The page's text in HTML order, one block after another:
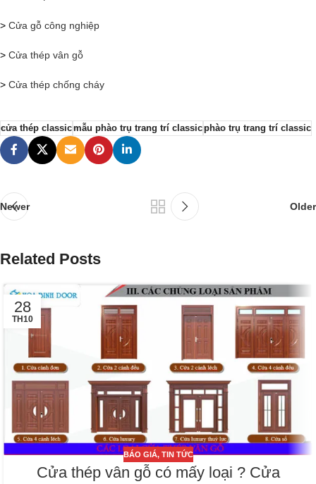
> Cửa gỗ công nghiệp
> Cửa thép vân gỗ
> Cửa thép chống cháy
cửa thép classicmẫu phào trụ trang trí classicphào trụ trang trí classic
Newer Older
Related Posts
28
TH10
BÁO GIÁ, TIN TỨC
Cửa thép vân gỗ có mấy loại ? Cửa